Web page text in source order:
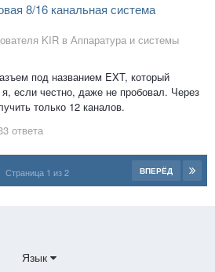
8/16 канальная система
KIR в Аппаратура и системы
под названием EXT, который
если честно, даже не пробовал. Через
только 12 каналов.
ответа
ВПЕРЁД
Страница 1 из 2
Язык